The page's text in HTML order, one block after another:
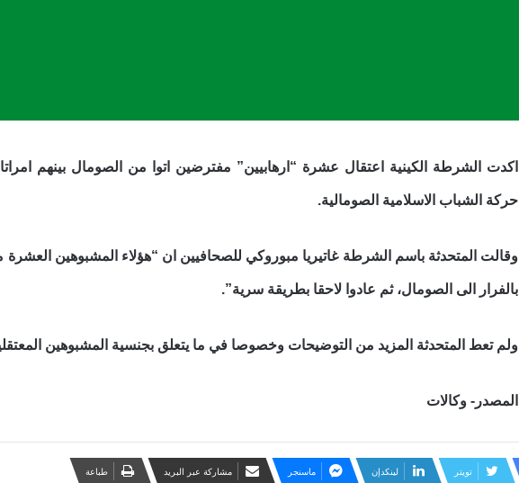
اكدت الشرطة الكينية اعتقال عشرة “ارهابيين” مفترضين اتوا من الصومال بينهم
حركة الشباب الاسلامية الصومالية.
وقالت المتحدثة باسم الشرطة غاتيريا مبوروكي للصحافيين ان “هؤلاء المشبوهين
بالفرار الى الصومال، ثم عادوا لاحقا بطريقة سرية”.
ولم تعط المتحدثة المزيد من التوضيحات وخصوصا في ما يتعلق بجنسية المشبوهين
المصدر- وكالات
تويتر لينكدإن ماسنجر مشاركة عبر البريد طباعة